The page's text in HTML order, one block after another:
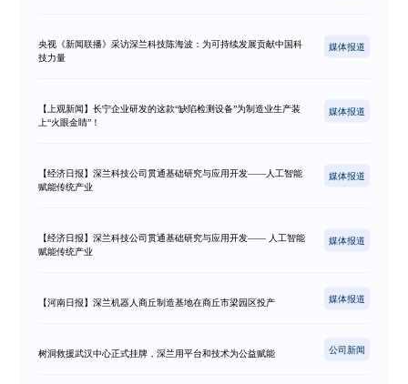
央视《新闻联播》采访深兰科技陈海波：为可持续发展贡献中国科
技力量
媒体报道
【上观新闻】长宁企业研发的这款“缺陷检测设备”为制造业生产装
上“火眼金睛”！
媒体报道
【经济日报】深兰科技公司贯通基础研究与应用开发——人工智能
赋能传统产业
媒体报道
【经济日报】深兰科技公司贯通基础研究与应用开发—— 人工智能
赋能传统产业
媒体报道
【河南日报】深兰机器人商丘制造基地在商丘市梁园区投产 媒体报道
树洞救援武汉中心正式挂牌，深兰用平台和技术为公益赋能 公司新闻